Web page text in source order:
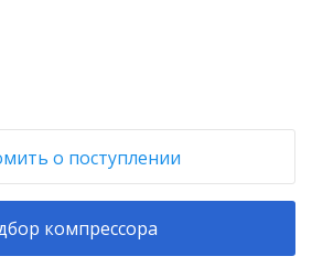
о поступлении
компрессора